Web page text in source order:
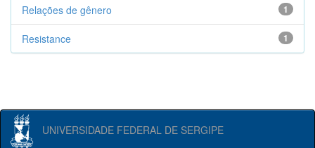
1
Relações de gênero
1
Resistance
UNIVERSIDADE FEDERAL DE SERGIPE